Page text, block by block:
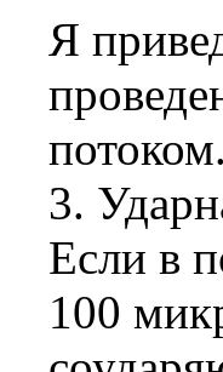
Я
3.
Если в
100